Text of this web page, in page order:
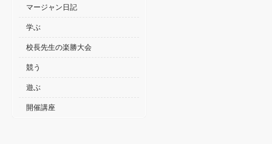
マージャン日記
学ぶ
校長先生の楽勝大会
競う
遊ぶ
開催講座